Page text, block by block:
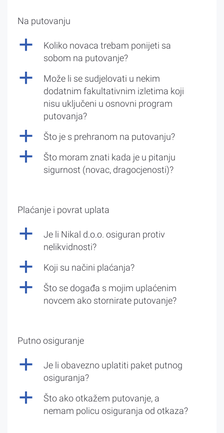
Na putovanju
a
Koliko novaca trebam ponijeti sa
sobom na putovanje?
a
Može li se sudjelovati u nekim
dodatnim fakultativnim izletima koji
nisu uključeni u osnovni program
putovanja?
a Što je s prehranom na putovanju?
a
Što moram znati kada je u pitanju
sigurnost (novac, dragocjenosti)?
Plaćanje i povrat uplata
a
Je li Nikal d.o.o. osiguran protiv
nelikvidnosti?
a Koji su načini plaćanja?
a
Što se događa s mojim uplaćenim
novcem ako stornirate putovanje?
Putno osiguranje
a
Je li obavezno uplatiti paket putnog
osiguranja?
a
Što ako otkažem putovanje, a
nemam policu osiguranja od otkaza?